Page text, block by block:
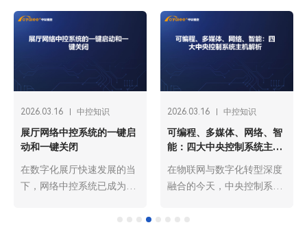
2026.03.16 中控知识
展厅网络中控系统的一键启
动和一键关闭
在数字化展厅快速发展的当
下，网络中控系统已成为展
2026.03.16 中控知识
可编程、多媒体、网络、智
能：四大中央控制系统主机
在物联网与数字化转型深度
融合的今天，中央控制系统